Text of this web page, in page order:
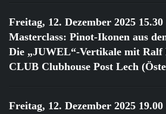
Freitag, 12. Dezember 2025
Masterclass: Pinot-Ikonen aus
Die „JUWEL“-Vertikale mit Ralf
CLUB Clubhouse Post Lech
Freitag, 12. Dezember 2025